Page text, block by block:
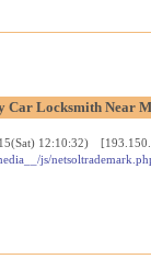
Car Locksmith Near
12:10:32)
js/